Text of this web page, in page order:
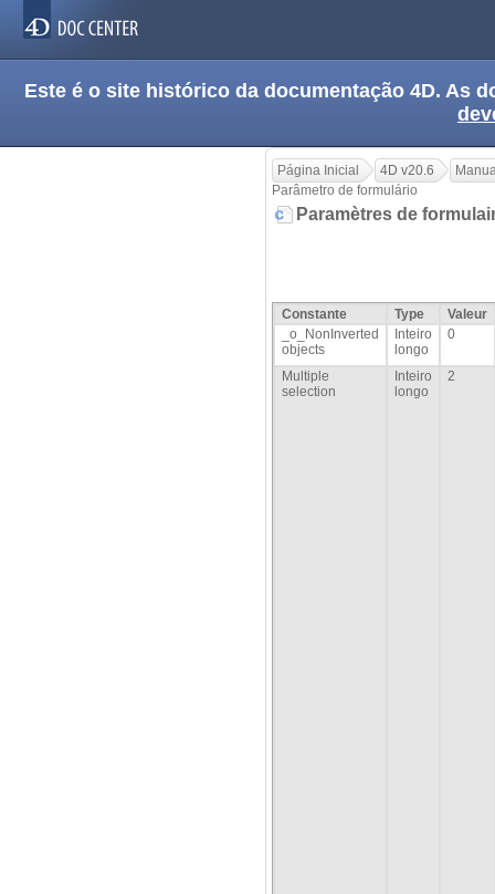
Este é o site histórico da documentação 4D. As
Página Inicial 4D v20.6
Parâmetro de formulário
Paramètres de
Constante Type
Valeur
_o_NonInverted
objects
Inteiro
longo
0
Multiple
selection
Inteiro
longo
2